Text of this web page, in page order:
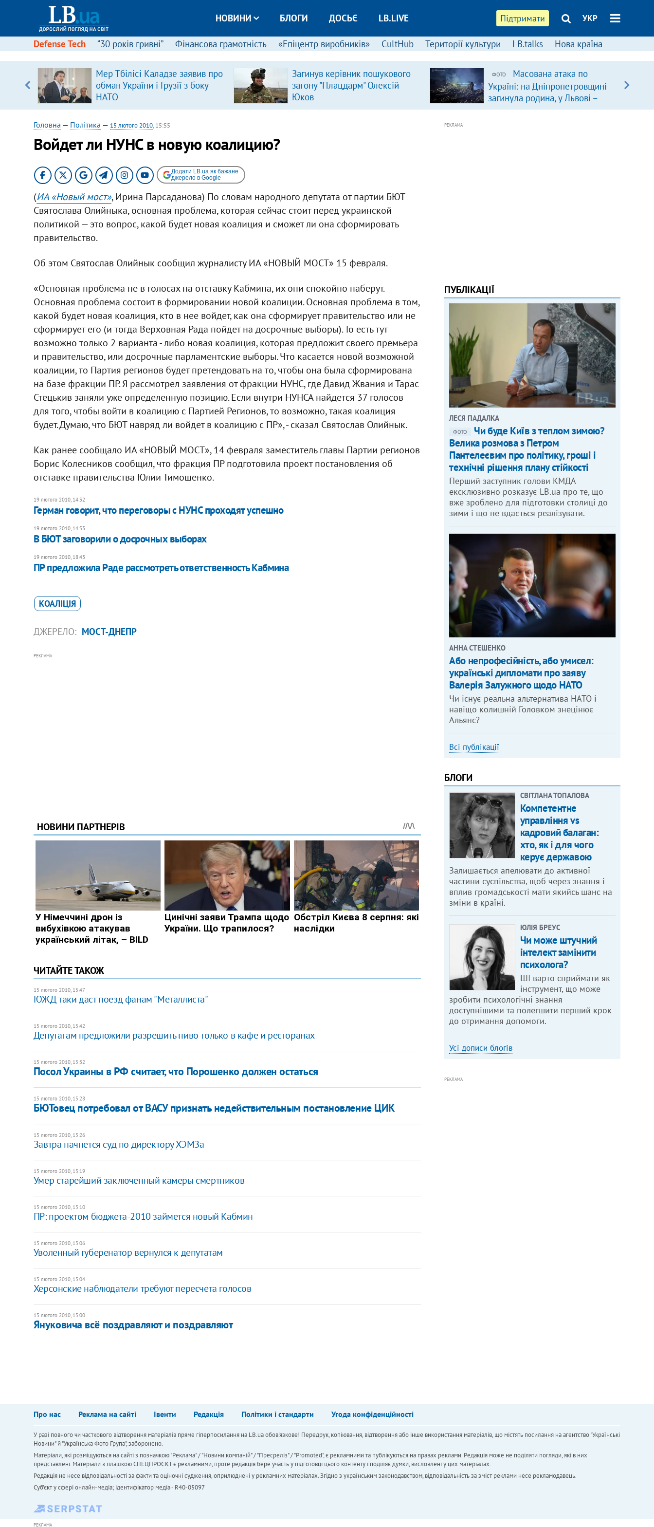
Підтримати УКР
НОВИНИ БЛОГИ ДОСЬЄ LB.LIVE
Defense Tech “30 років гривні” Фінансова грамотність «Епіцентр виробників» CultHub Території культури LB.talks Нова країна
Мер Тбілісі Каладзе заявив про
обман України і Грузії з боку
НАТО
Загинув керівник пошукового
загону "Плацдарм" Олексій
Юков
ФОТО
Масована атака по
Україні: на Дніпропетровщині
загинула родина, у Львові –
удар по багатоповерхівках
Головна — Політика — 15 лютого 2010, 15:55
Войдет ли НУНС в новую коалицию?
Додати LB.ua як бажане
джерело в Google
(ИА «Новый мост», Ирина Парсаданова) По словам народного депутата от партии БЮТ
Святослава Олийныка, основная проблема, которая сейчас стоит перед украинской
политикой — это вопрос, какой будет новая коалиция и сможет ли она сформировать
правительство.
Об этом Святослав Олийнык сообщил журналисту ИА «НОВЫЙ МОСТ» 15 февраля.
«Основная проблема не в голосах на отставку Кабмина, их они спокойно наберут.
Основная проблема состоит в формировании новой коалиции. Основная проблема в том,
какой будет новая коалиция, кто в нее войдет, как она сформирует правительство или не
сформирует его (и тогда Верховная Рада пойдет на досрочные выборы). То есть тут
возможно только 2 варианта - либо новая коалиция, которая предложит своего премьера
и правительство, или досрочные парламентские выборы. Что касается новой возможной
коалиции, то Партия регионов будет претендовать на то, чтобы она была сформирована
на базе фракции ПР. Я рассмотрел заявления от фракции НУНС, где Давид Жвания и Тарас
Стецькив заняли уже определенную позицию. Если внутри НУНСА найдется 37 голосов
для того, чтобы войти в коалицию с Партией Регионов, то возможно, такая коалиция
будет. Думаю, что БЮТ навряд ли войдет в коалицию с ПР», - сказал Святослав Олийнык.
Как ранее сообщало ИА «НОВЫЙ МОСТ», 14 февраля заместитель главы Партии регионов
Борис Колесников сообщил, что фракция ПР подготовила проект постановления об
отставке правительства Юлии Тимошенко.
19 лютого 2010, 14:32
Герман говорит, что переговоры с НУНС проходят успешно
19 лютого 2010, 14:53
В БЮТ заговорили о досрочных выборах
19 лютого 2010, 18:43
ПР предложила Раде рассмотреть ответственность Кабмина
КОАЛІЦІЯ
ДЖЕРЕЛО: МОСТ-ДНЕПР
РЕКЛАМА
ЧИТАЙТЕ ТАКОЖ
15 лютого 2010, 15:47
ЮЖД таки даст поезд фанам "Металлиста"
15 лютого 2010, 15:42
Депутатам предложили разрешить пиво только в кафе и ресторанах
15 лютого 2010, 15:32
Посол Украины в РФ считает, что Порошенко должен остаться
15 лютого 2010, 15:28
БЮТовец потребовал от ВАСУ признать недействительным постановление ЦИК
15 лютого 2010, 15:26
Завтра начнется суд по директору ХЭМЗа
15 лютого 2010, 15:19
Умер старейший заключенный камеры смертников
15 лютого 2010, 15:10
ПР: проектом бюджета-2010 займется новый Кабмин
15 лютого 2010, 15:06
Уволенный губеренатор вернулся к депутатам
15 лютого 2010, 15:04
Херсонские наблюдатели требуют пересчета голосов
15 лютого 2010, 15:00
Януковича всё поздравляют и поздравляют
РЕКЛАМА
ПУБЛІКАЦІЇ
ЛЕСЯ ПАДАЛКА
ФОТО
Чи буде Київ з теплом зимою?
Велика розмова з Петром
Пантелеєвим про політику, гроші і
технічні рішення плану стійкості
Перший заступник голови КМДА
ексклюзивно розказує LB.ua про те, що
вже зроблено для підготовки столиці до
зими і що не вдається реалізувати.
АННА СТЕШЕНКО
Або непрофесійність, або умисел:
українські дипломати про заяву
Валерія Залужного щодо НАТО
Чи існує реальна альтернатива НАТО і
навіщо колишній Головком знецінює
Альянс?
Всі публікації
БЛОГИ
СВІТЛАНА ТОПАЛОВА
Компетентне
управління vs
кадровий балаган:
хто, як і для чого
керує державою
Залишається апелювати до активної
частини суспільства, щоб через знання і
вплив громадськості мати якийсь шанс на
зміни в країні.
ЮЛІЯ БРЕУС
Чи може штучний
інтелект замінити
психолога?
ШІ варто сприймати як
інструмент, що може
зробити психологічні знання
доступнішими та полегшити перший крок
до отримання допомоги.
Усі дописи блогів
РЕКЛАМА
Про нас Реклама на сайті Івенти Редакція Політики і стандарти Угода конфіденційності
У разі повного чи часткового відтворення матеріалів пряме гіперпосилання на LB.ua обов'язкове! Передрук, копіювання, відтворення або інше використання матеріалів, що містять посилання на агентство "Українськi
Новини" й "Українська Фото Група", заборонено.
Матеріали, які розміщуються на сайті з позначкою "Реклама" / "Новини компаній" / "Пресреліз" / "Promoted", є рекламними та публікуються на правах реклами. Редакція може не поділяти погляди, які в них
представлені. Матеріали з плашкою СПЕЦПРОЄКТ є рекламними, проте редакція бере участь у підготовці цього контенту і поділяє думки, висловлені у цих матеріалах.
Редакція не несе відповідальності за факти та оціночні судження, оприлюднені у рекламних матеріалах. Згідно з українським законодавством, відповідальність за зміст реклами несе рекламодавець.
Cуб'єкт у сфері онлайн-медіа; ідентифікатор медіа - R40-05097
РЕКЛАМА